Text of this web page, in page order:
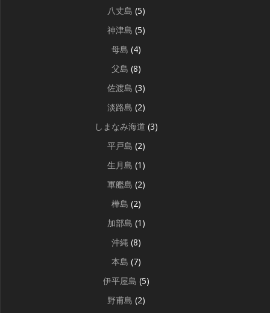
八丈島 (5)
神津島 (5)
母島 (4)
父島 (8)
佐渡島 (3)
淡路島 (2)
しまなみ海道 (3)
平戸島 (2)
生月島 (1)
軍艦島 (2)
樺島 (2)
加部島 (1)
沖縄 (8)
本島 (7)
伊平屋島 (5)
野甫島 (2)